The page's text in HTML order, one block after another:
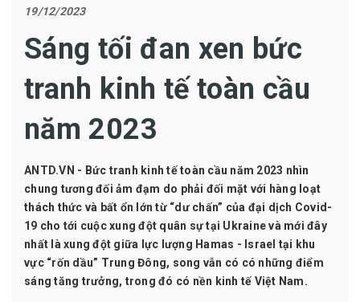
19/12/2023
Sáng tối đan xen bức
tranh kinh tế toàn cầu
năm 2023
ANTD.VN - Bức tranh kinh tế toàn cầu năm 2023 nhìn
chung tương đối ảm đạm do phải đối mặt với hàng loạt
thách thức và bất ổn lớn từ “dư chấn” của đại dịch Covid-
19 cho tới cuộc xung đột quân sự tại Ukraine và mới đây
nhất là xung đột giữa lực lượng Hamas - Israel tại khu
vực “rốn dầu” Trung Đông, song vẫn có có những điểm
sáng tăng trưởng, trong đó có nền kinh tế Việt Nam.